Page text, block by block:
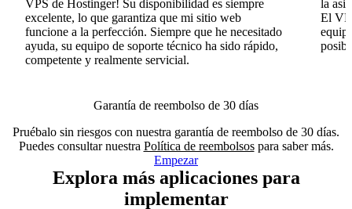
VPS de Hostinger! Su disponibilidad es siempre
excelente, lo que garantiza que mi sitio web
funcione a la perfección. Siempre que he necesitado
ayuda, su equipo de soporte técnico ha sido rápido,
competente y realmente servicial.
la
El
Garantía de reembolso de 30 días
Pruébalo sin riesgos con nuestra garantía de reembolso de 30 días.
Puedes consultar nuestra Política de reembolsospara saber más.
Empezar
Explora más aplicaciones para
implementar